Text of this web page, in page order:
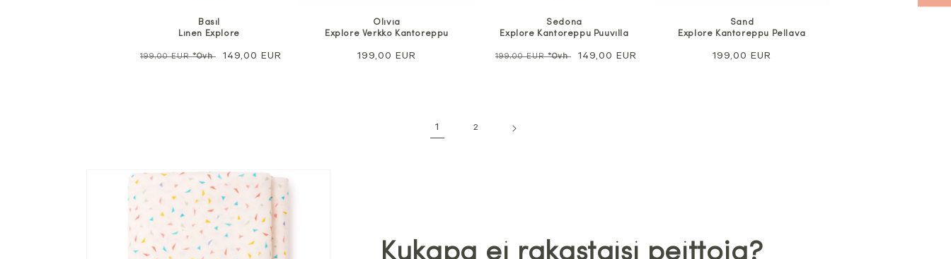
Basil
Linen Explore
Normaali
199,00 EUR*Ovh Alennushinta
149,00 EUR
Olivia
Explore Verkko Kantoreppu
Normaali
199,00 EUR
Sedona
Explore Kantoreppu Puuvilla
Normaali
199,00 EUR*Ovh Alennushinta
149,00 EUR
Sand
Explore Kantoreppu Pellava
Normaali
199,00 EUR
1 2